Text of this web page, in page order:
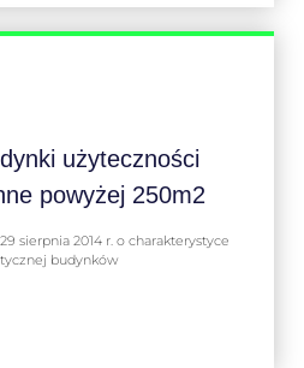
użyteczności
powyżej 250m2
sierpnia 2014 r. o charakterystyce
budynków